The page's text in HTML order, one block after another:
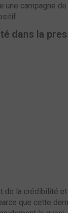
une campagne
dans la
de la crédibilité
que cette